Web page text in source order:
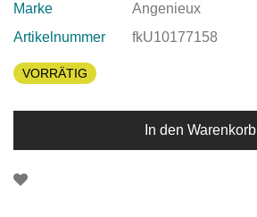
Marke
Angenieux
Artikelnummer
fkU10177158
VORRÄTIG
In den Warenkorb